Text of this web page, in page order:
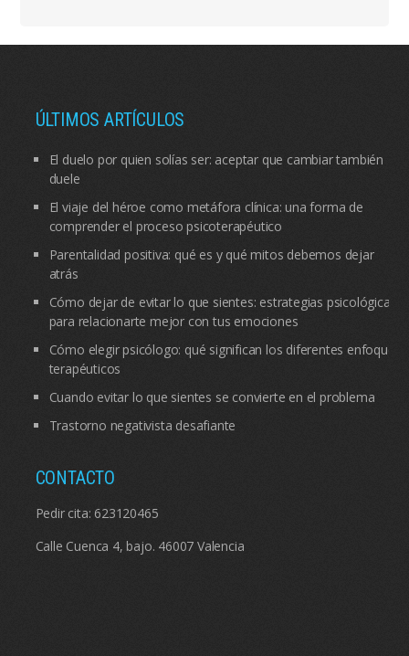
ÚLTIMOS ARTÍCULOS
El duelo por quien solías ser: aceptar que cambiar también
duele
El viaje del héroe como metáfora clínica: una forma de
comprender el proceso psicoterapéutico
Parentalidad positiva: qué es y qué mitos debemos dejar
atrás
Cómo dejar de evitar lo que sientes: estrategias psicológicas
para relacionarte mejor con tus emociones
Cómo elegir psicólogo: qué significan los diferentes enfoques
terapéuticos
Cuando evitar lo que sientes se convierte en el problema
Trastorno negativista desafiante
CONTACTO
Pedir cita: 623120465
Calle Cuenca 4, bajo. 46007 Valencia